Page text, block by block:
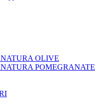
OLIVE
POMEGRANATE